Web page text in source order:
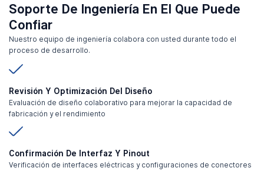
Soporte De Ingeniería En El Que Puede
Confiar
Nuestro equipo de ingeniería colabora con usted durante todo el
proceso de desarrollo.
Revisión Y Optimización Del Diseño
Evaluación de diseño colaborativo para mejorar la capacidad de
fabricación y el rendimiento
Confirmación De Interfaz Y Pinout
Verificación de interfaces eléctricas y configuraciones de conectores